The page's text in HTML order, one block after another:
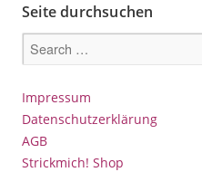
Seite durchsuchen
Impressum
Datenschutzerklärung
AGB
Strickmich! Shop